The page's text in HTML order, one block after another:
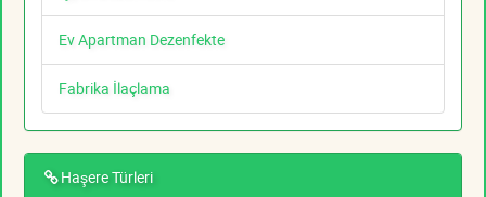
Ev Apartman Dezenfekte
Fabrika İlaçlama
Haşere Türleri